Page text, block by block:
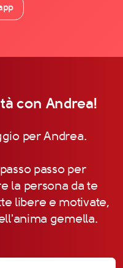
con Andrea!
per Andrea.
passo per
la persona da te
libere e motivate,
gemella.